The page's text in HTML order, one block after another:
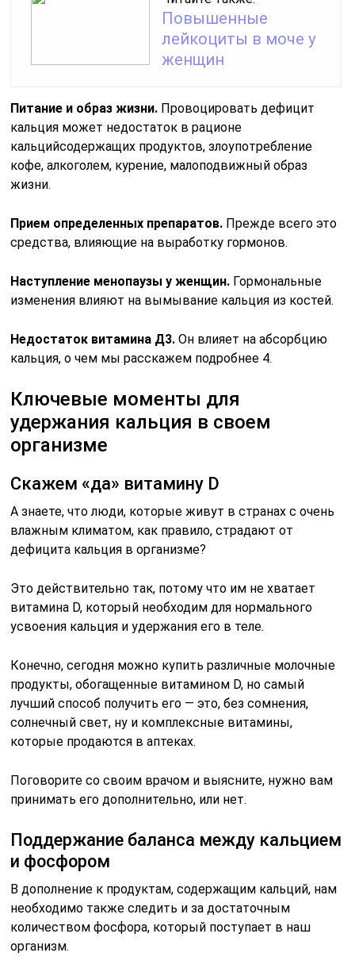
Повышенные
лейкоциты в моче у
женщин
Питание и образ жизни. Провоцировать дефицит
кальция может недостаток в рационе
кальцийсодержащих продуктов, злоупотребление
кофе, алкоголем, курение, малоподвижный образ
жизни.
Прием определенных препаратов. Прежде всего это
средства, влияющие на выработку гормонов.
Наступление менопаузы у женщин. Гормональные
изменения влияют на вымывание кальция из костей.
Недостаток витамина Д3. Он влияет на абсорбцию
кальция, о чем мы расскажем подробнее 4.
Ключевые моменты для
удержания кальция в своем
организме
Скажем «да» витамину D
А знаете, что люди, которые живут в странах с очень
влажным климатом, как правило, страдают от
дефицита кальция в организме?
Это действительно так, потому что им не хватает
витамина D, который необходим для нормального
усвоения кальция и удержания его в теле.
Конечно, сегодня можно купить различные молочные
продукты, обогащенные витамином D, но самый
лучший способ получить его — это, без сомнения,
солнечный свет, ну и комплексные витамины,
которые продаются в аптеках.
Поговорите со своим врачом и выясните, нужно вам
принимать его дополнительно, или нет.
Поддержание баланса между кальцием
и фосфором
В дополнение к продуктам, содержащим кальций, нам
необходимо также следить и за достаточным
количеством фосфора, который поступает в наш
организм.